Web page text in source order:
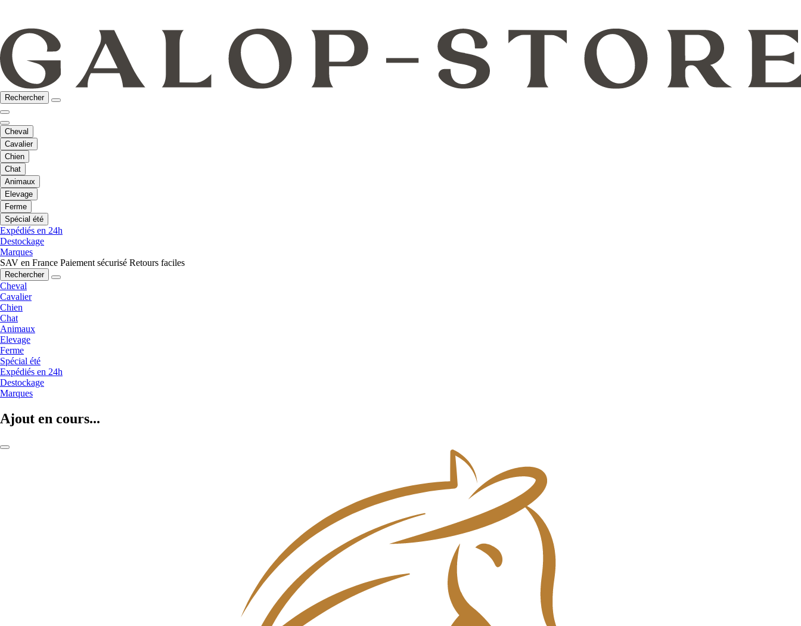
Rechercher
Cheval
Cavalier
Chien
Chat
Animaux
Elevage
Ferme
Spécial été
Expédiés en 24h
Destockage
Marques
SAV en France Paiement sécurisé Retours faciles
Rechercher
Cheval
Cavalier
Chien
Chat
Animaux
Elevage
Ferme
Spécial été
Expédiés en 24h
Destockage
Marques
Ajout en cours...